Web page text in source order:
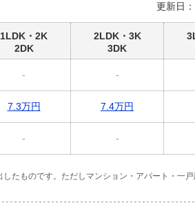
更新日
1LDK・2K
2DK
2LDK・3K
3DK
- -
7.3万円 7.4万円
- -
たものです。ただしマンション・アパート・一